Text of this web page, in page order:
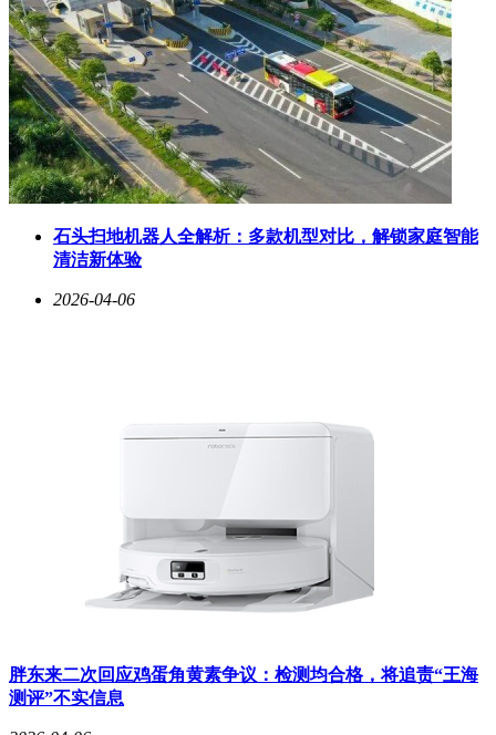
石头扫地机器人全解析：多款机型对比，解锁家庭智能
清洁新体验
2026-04-06
胖东来二次回应鸡蛋角黄素争议：检测均合格，将追责“王海
测评”不实信息